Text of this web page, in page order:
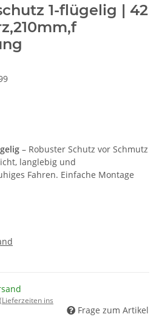
1-flügelig | 42
– Robuster Schutz vor Schmutz
langlebig und
Fahren. Einfache Montage
(Lieferzeiten ins
Frage zum Artikel